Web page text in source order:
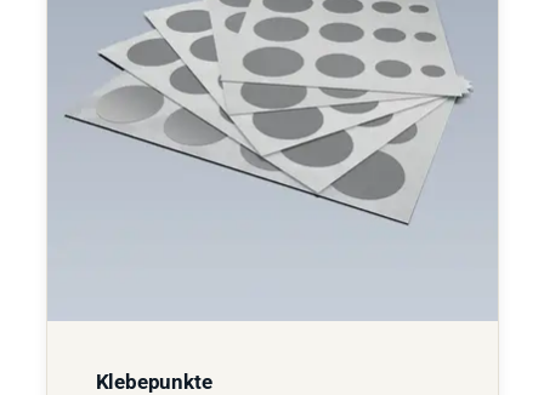
Klebepunkte